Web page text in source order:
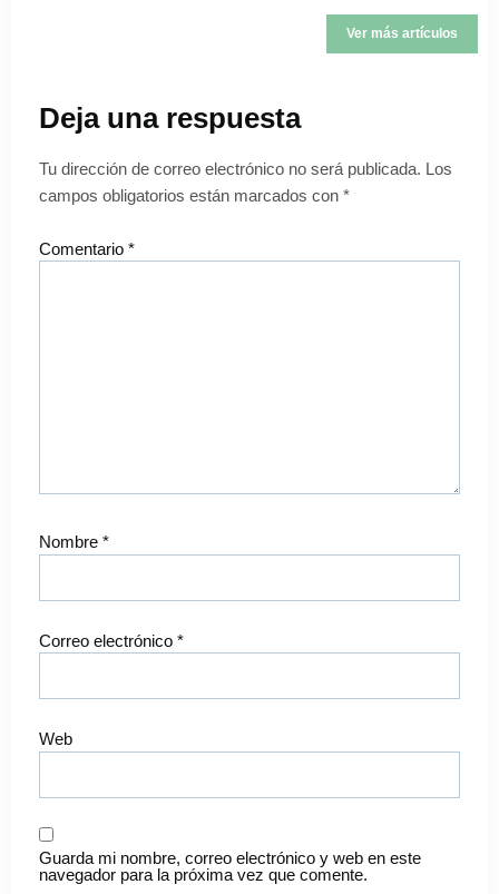
Ver más artículos
Deja una respuesta
Tu dirección de correo electrónico no será publicada. Los
campos obligatorios están marcados con *
Comentario *
Nombre *
Correo electrónico *
Web
Guarda mi nombre, correo electrónico y web en este
navegador para la próxima vez que comente.